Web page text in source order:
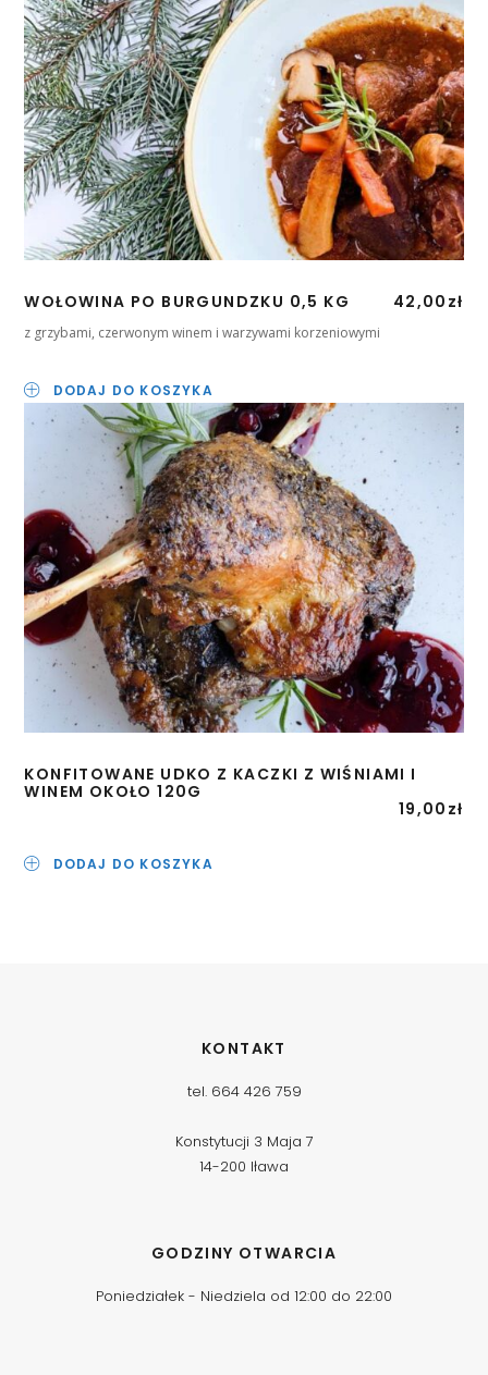
WOŁOWINA PO BURGUNDZKU 0,5 KG 42,00 zł
z grzybami, czerwonym winem i warzywami korzeniowymi
DODAJ DO KOSZYKA
KONFITOWANE UDKO Z KACZKI Z WIŚNIAMI I
WINEM OKOŁO 120G
19,00 zł
DODAJ DO KOSZYKA
KONTAKT
tel. 664 426 759
Konstytucji 3 Maja 7
14-200 Iława
GODZINY OTWARCIA
Poniedziałek - Niedziela od 12:00 do 22:00